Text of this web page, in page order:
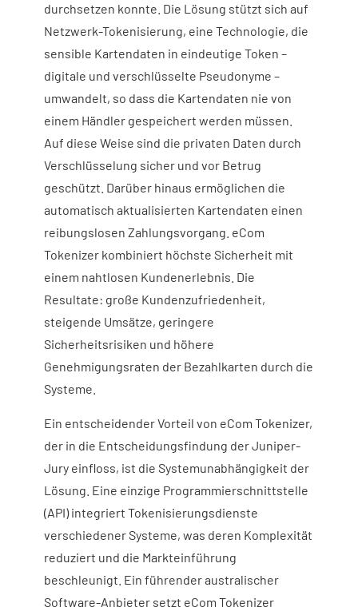
durchsetzen konnte. Die Lösung stützt sich auf
Netzwerk-Tokenisierung, eine Technologie, die
sensible Kartendaten in eindeutige Token –
digitale und verschlüsselte Pseudonyme –
umwandelt, so dass die Kartendaten nie von
einem Händler gespeichert werden müssen.
Auf diese Weise sind die privaten Daten durch
Verschlüsselung sicher und vor Betrug
geschützt. Darüber hinaus ermöglichen die
automatisch aktualisierten Kartendaten einen
reibungslosen Zahlungsvorgang. eCom
Tokenizer kombiniert höchste Sicherheit mit
einem nahtlosen Kundenerlebnis. Die
Resultate: große Kundenzufriedenheit,
steigende Umsätze, geringere
Sicherheitsrisiken und höhere
Genehmigungsraten der Bezahlkarten durch die
Systeme.
Ein entscheidender Vorteil von eCom Tokenizer,
der in die Entscheidungsfindung der Juniper-
Jury einfloss, ist die Systemunabhängigkeit der
Lösung. Eine einzige Programmierschnittstelle
(API) integriert Tokenisierungsdienste
verschiedener Systeme, was deren Komplexität
reduziert und die Markteinführung
beschleunigt. Ein führender australischer
Software-Anbieter setzt eCom Tokenizer